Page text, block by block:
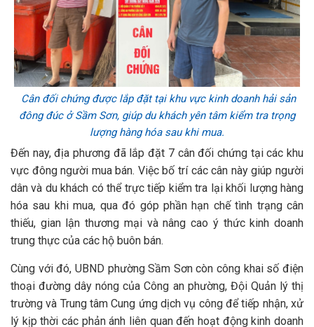
Cân đối chứng được lắp đặt tại khu vực kinh doanh hải sản
đông đúc ở Sầm Sơn, giúp du khách yên tâm kiểm tra trọng
lượng hàng hóa sau khi mua.
Đến nay, địa phương đã lắp đặt 7 cân đối chứng tại các khu
vực đông người mua bán. Việc bố trí các cân này giúp người
dân và du khách có thể trực tiếp kiểm tra lại khối lượng hàng
hóa sau khi mua, qua đó góp phần hạn chế tình trạng cân
thiếu, gian lận thương mại và nâng cao ý thức kinh doanh
trung thực của các hộ buôn bán.
Cùng với đó, UBND phường Sầm Sơn còn công khai số điện
thoại đường dây nóng của Công an phường, Đội Quản lý thị
trường và Trung tâm Cung ứng dịch vụ công để tiếp nhận, xử
lý kịp thời các phản ánh liên quan đến hoạt động kinh doanh